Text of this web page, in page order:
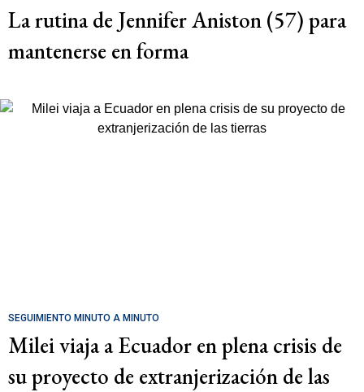
La rutina de Jennifer Aniston (57) para
mantenerse en forma
SEGUIMIENTO MINUTO A MINUTO
Milei viaja a Ecuador en plena crisis de
su proyecto de extranjerización de las